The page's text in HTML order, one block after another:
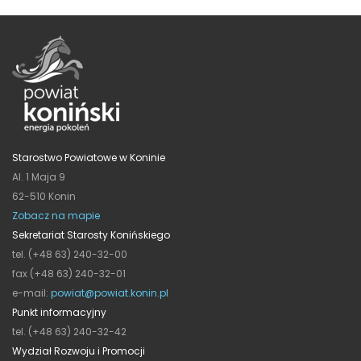
Starostwo Powiatowe w Koninie
Al. 1 Maja 9
62-510 Konin
Zobacz na mapie
Sekretariat Starosty Konińskiego
tel. (+48 63) 240-32-00
fax (+48 63) 240-32-01
e-mail: powiat@powiat.konin.pl
Punkt informacyjny
tel. (+48 63) 240-32-42
Wydział Rozwoju i Promocji